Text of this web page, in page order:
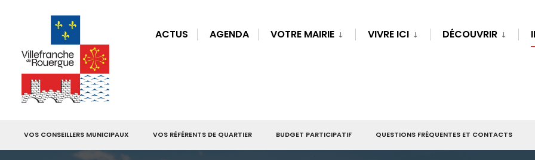
ACTUS AGENDA VOTRE MAIRIE VIVRE ICI DÉCOUVRIR
VOS CONSEILLERS MUNICIPAUX VOS RÉFÉRENTS DE QUARTIER BUDGET PARTICIPATIF QUESTIONS FRÉQUENTES ET CONTACTS